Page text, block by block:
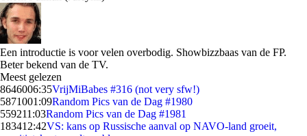
Een introductie is voor velen overbodig. Showbizzbaas van de FP.
Beter bekend van de TV.
Meest gelezen
8646006:35VrijMiBabes #316 (not very sfw!)
5871001:09Random Pics van de Dag #1980
559211:03Random Pics van de Dag #1981
183412:42VS: kans op Russische aanval op NAVO-land groeit,